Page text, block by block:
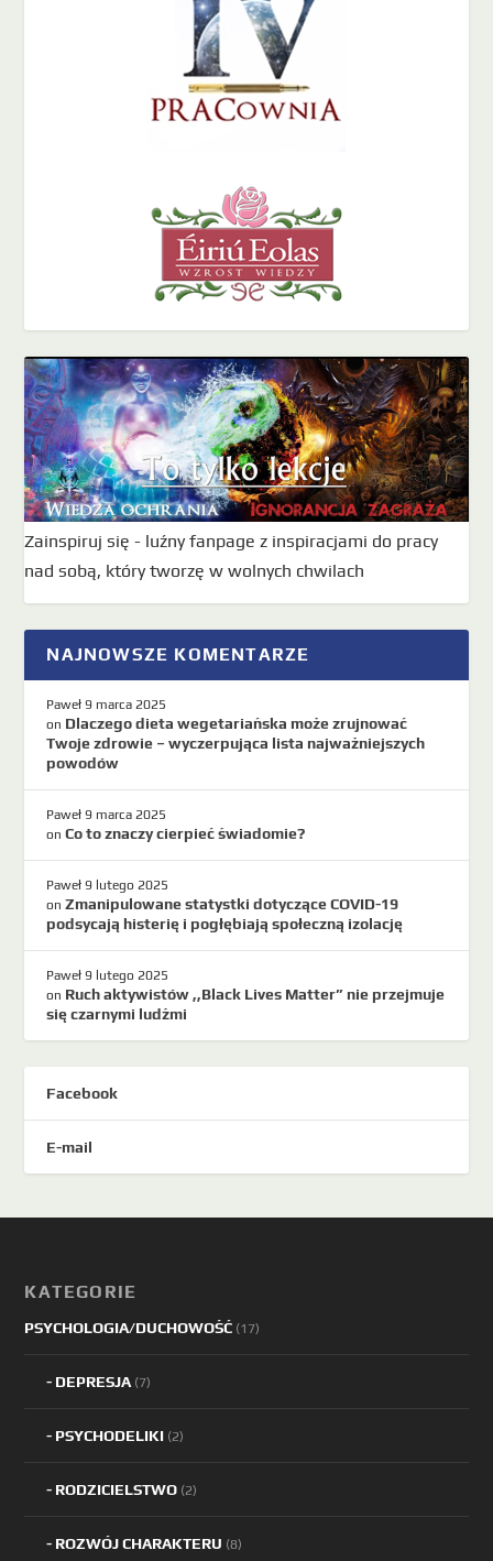
Zainspiruj się - luźny fanpage z inspiracjami do pracy
nad sobą, który tworzę w wolnych chwilach
NAJNOWSZE KOMENTARZE
Paweł 9 marca 2025
on Dlaczego dieta wegetariańska może zrujnować
Twoje zdrowie – wyczerpująca lista najważniejszych
powodów
Paweł 9 marca 2025
onCo to znaczy cierpieć świadomie?
Paweł 9 lutego 2025
onZmanipulowane statystki dotyczące COVID-19
podsycają histerię i pogłębiają społeczną izolację
Paweł 9 lutego 2025
on Ruch aktywistów ,,Black Lives Matter” nie przejmuje
się czarnymi ludźmi
Facebook
E-mail
KATEGORIE
PSYCHOLOGIA/DUCHOWOŚĆ (17)
DEPRESJA(7)
PSYCHODELIKI (2)
RODZICIELSTWO (2)
ROZWÓJ CHARAKTERU (8)